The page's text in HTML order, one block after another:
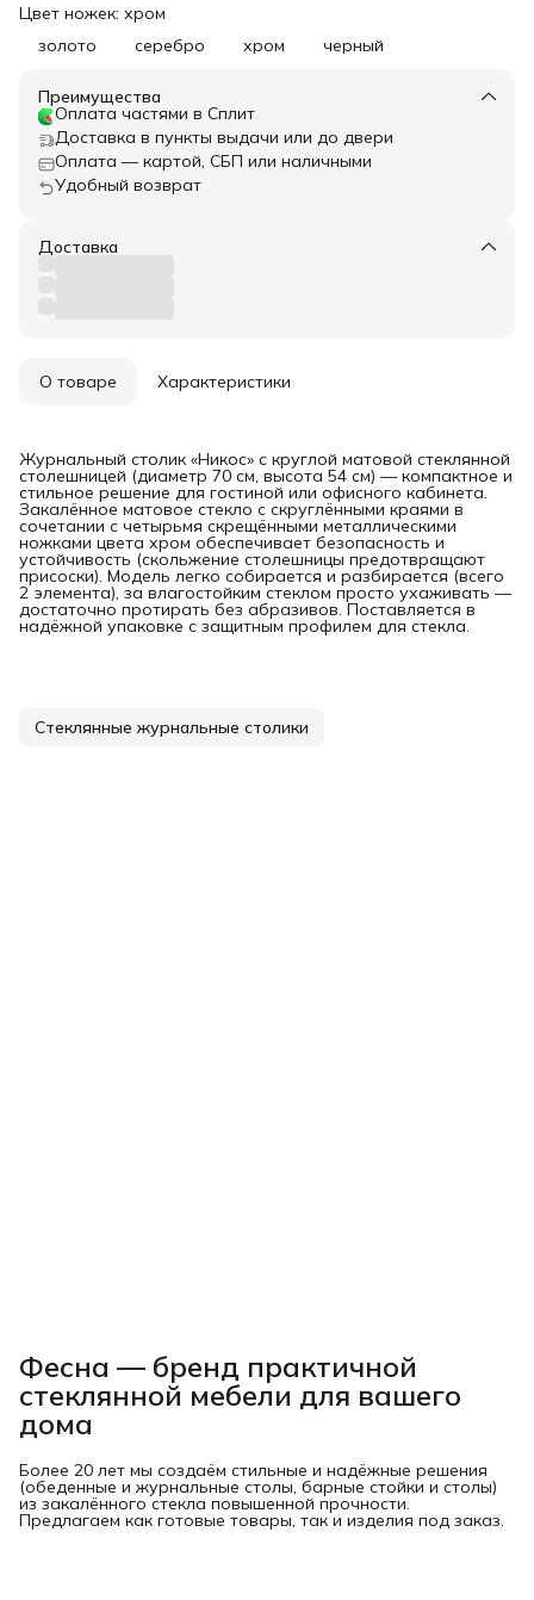
Цвет ножек: хром
золото
серебро хром черный
Преимущества
Оплата частями в Сплит
Доставка в пункты выдачи или до двери
Оплата — картой, СБП или наличными
Удобный возврат
Доставка
О товаре Характеристики
Журнальный столик «Никос» с круглой матовой стеклянной
столешницей (диаметр 70 см, высота 54 см) — компактное и
стильное решение для гостиной или офисного кабинета.
Закалённое матовое стекло с скруглёнными краями в
сочетании с четырьмя скрещёнными металлическими
ножками цвета хром обеспечивает безопасность и
устойчивость (скольжение столешницы предотвращают
присоски). Модель легко собирается и разбирается (всего
2 элемента), за влагостойким стеклом просто ухаживать —
достаточно протирать без абразивов. Поставляется в
надёжной упаковке с защитным профилем для стекла.
Стеклянные журнальные столики
Фесна — бренд практичной
стеклянной мебели для вашего
дома
Более 20 лет мы создаём стильные и надёжные решения
(обеденные и журнальные столы, барные стойки и столы)
из закалённого стекла повышенной прочности.
Предлагаем как готовые товары, так и изделия под заказ.